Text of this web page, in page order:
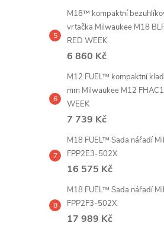
M18™ kompaktní
vrtačka Milwaukee M18
RED WEEK
6 860 Kč
M12 FUEL™ kompaktní
mm Milwaukee M12
WEEK
7 739 Kč
M18 FUEL™ Sada nářadí
FPP2E3-502X
16 575 Kč
M18 FUEL™ Sada nářadí
FPP2F3-502X
17 989 Kč